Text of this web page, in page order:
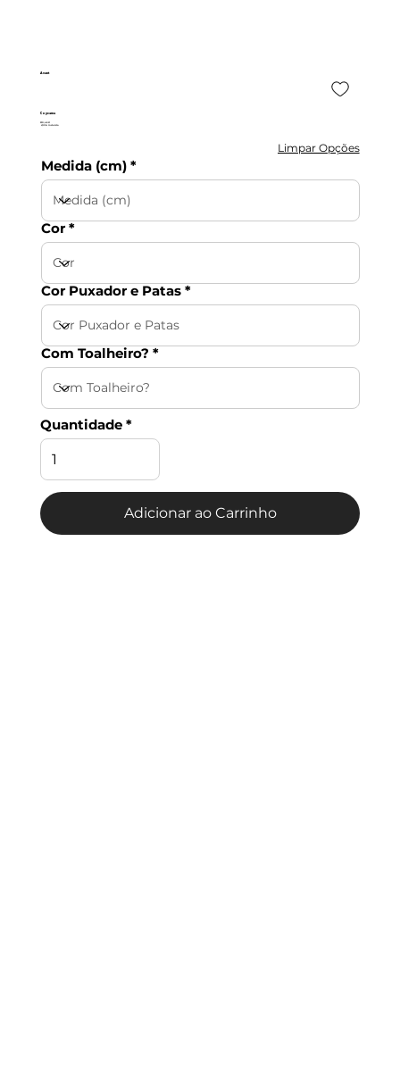
Avant
Coycama
510,45 €
c/IVA incluído
Limpar Opções
Medida (cm)
Cor
Cor Puxador e Patas
Com Toalheiro?
Quantidade
Adicionar ao Carrinho